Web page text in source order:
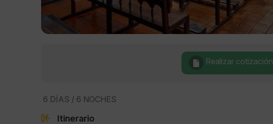
Realizar cotización
6 DÍAS / 6 NOCHES
Itinerario